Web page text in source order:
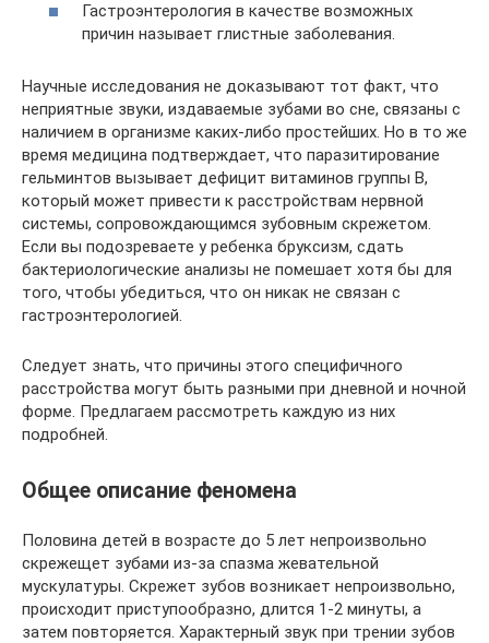
Гастроэнтерология в качестве возможных
причин называет глистные заболевания.
Научные исследования не доказывают тот факт, что
неприятные звуки, издаваемые зубами во сне, связаны с
наличием в организме каких-либо простейших. Но в то же
время медицина подтверждает, что паразитирование
гельминтов вызывает дефицит витаминов группы В,
который может привести к расстройствам нервной
системы, сопровождающимся зубовным скрежетом.
Если вы подозреваете у ребенка бруксизм, сдать
бактериологические анализы не помешает хотя бы для
того, чтобы убедиться, что он никак не связан с
гастроэнтерологией.
Следует знать, что причины этого специфичного
расстройства могут быть разными при дневной и ночной
форме. Предлагаем рассмотреть каждую из них
подробней.
Общее описание феномена
Половина детей в возрасте до 5 лет непроизвольно
скрежещет зубами из-за спазма жевательной
мускулатуры. Скрежет зубов возникает непроизвольно,
происходит приступообразно, длится 1-2 минуты, а
затем повторяется. Характерный звук при трении зубов